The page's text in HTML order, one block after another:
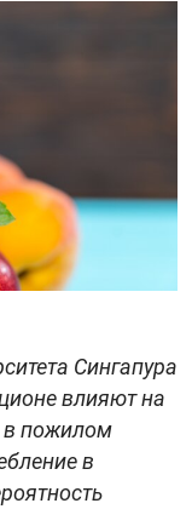
Сингапура
влияют на
в пожилом
в